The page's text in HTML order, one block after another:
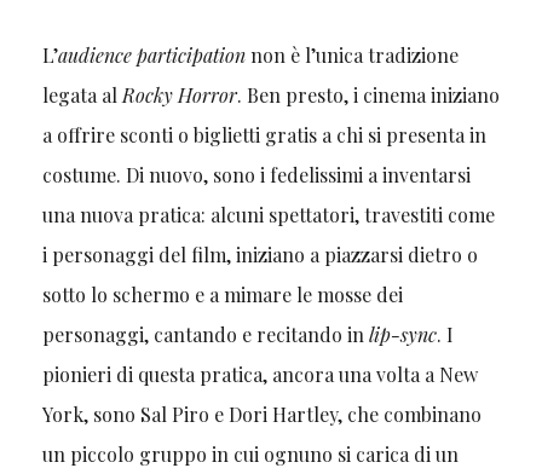
L’audience participationnon è l’unica tradizione
legata al Rocky Horror. Ben presto, i cinema iniziano
a offrire sconti o biglietti gratis a chi si presenta in
costume. Di nuovo, sono i fedelissimi a inventarsi
una nuova pratica: alcuni spettatori, travestiti come
i personaggi del film, iniziano a piazzarsi dietro o
sotto lo schermo e a mimare le mosse dei
personaggi, cantando e recitando in lip-sync. I
pionieri di questa pratica, ancora una volta a New
York, sono Sal Piro e Dori Hartley, che combinano
un piccolo gruppo in cui ognuno si carica di un